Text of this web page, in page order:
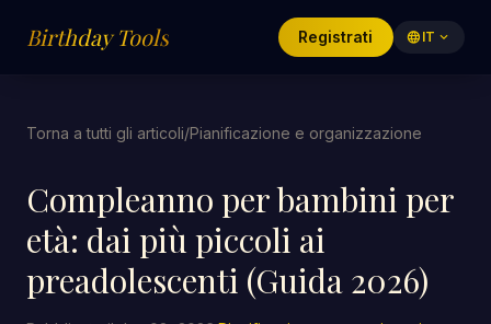
Birthday Tools Registrati language IT expand_more
Torna a tutti gli articoli/Pianificazione e organizzazione
Compleanno per bambini per
età: dai più piccoli ai
preadolescenti (Guida 2026)